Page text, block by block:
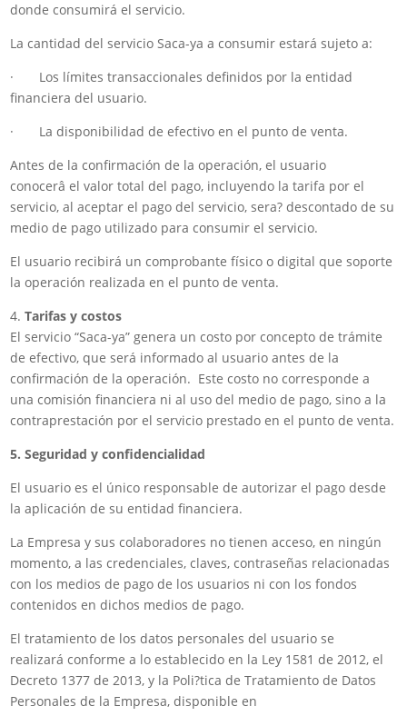
donde consumirá el servicio.
La cantidad del servicio Saca-ya a consumir estará sujeto a:
· Los límites transaccionales definidos por la entidad
financiera del usuario.
· La disponibilidad de efectivo en el punto de venta.
Antes de la confirmación de la operación, el usuario
conocerâ el valor total del pago, incluyendo la tarifa por el
servicio, al aceptar el pago del servicio, sera? descontado de su
medio de pago utilizado para consumir el servicio.
El usuario recibirá un comprobante físico o digital que soporte
la operación realizada en el punto de venta.
4.Tarifas y costos
El servicio “Saca-ya” genera un costo por concepto de trámite
de efectivo, que será informado al usuario antes de la
confirmación de la operación. Este costo no corresponde a
una comisión financiera ni al uso del medio de pago, sino a la
contraprestación por el servicio prestado en el punto de venta.
5. Seguridad y confidencialidad
El usuario es el único responsable de autorizar el pago desde
la aplicación de su entidad financiera.
La Empresa y sus colaboradores no tienen acceso, en ningún
momento, a las credenciales, claves, contraseñas relacionadas
con los medios de pago de los usuarios ni con los fondos
contenidos en dichos medios de pago.
El tratamiento de los datos personales del usuario se
realizará conforme a lo establecido en la Ley 1581 de 2012, el
Decreto 1377 de 2013, y la Poli?tica de Tratamiento de Datos
Personales de la Empresa, disponible en